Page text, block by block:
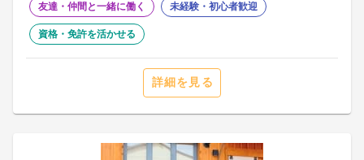
友達・仲間と一緒に働く 未経験・初心者歓迎
資格・免許を活かせる
詳細を見る